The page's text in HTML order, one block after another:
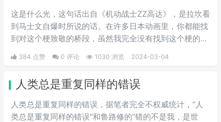
质。
这是什么光，这句话出自《机动战士ZZ高达》，是拉坎看
到马士文自爆时所说的话。在许多日本动画里，你都能找
到对这个梗致敬的桥段，虽然我完全没有找到这个梗的笑
384 点赞 0 评论 1030 浏览 2024-03-04
人类总是重复同样的错误
人类总是重复同样的错误，据笔者完全不权威统计，“人
类总是重复同样的错误”和鲁路修的“错的不是我，是世